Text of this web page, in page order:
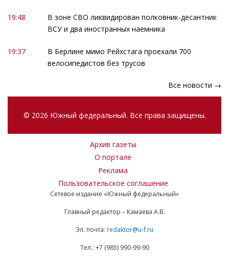
19:48
В зоне СВО ликвидирован полковник-десантник
ВСУ и два иностранных наемника
19:37
В Берлине мимо Рейхстага проехали 700
велосипедистов без трусов
Все новости →
© 2026 Южный федеральный. Все права защищены.
Архив газеты
О портале
Реклама
Пользовательское соглашение
Сетевое издание «Южный федеральный»
Главный редактор – Камаева А.В.
Эл. почта: redaktor@u-f.ru
Тел.: +7 (985) 990-99-90